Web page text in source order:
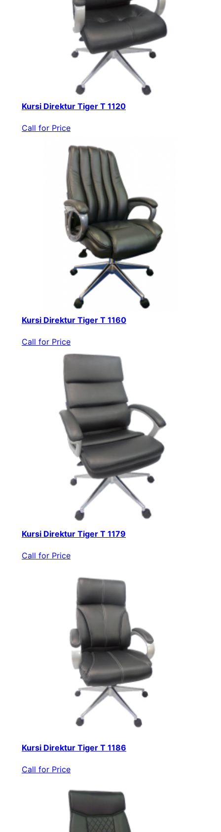
Kursi Direktur Tiger T 1120
Call for Price
Kursi Direktur Tiger T 1160
Call for Price
Kursi Direktur Tiger T 1179
Call for Price
Kursi Direktur Tiger T 1186
Call for Price